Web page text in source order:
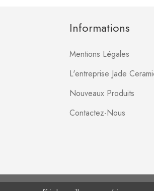
Informations
Mentions Légales
L'entreprise Jade
Nouveaux Produits
Contactez-Nous